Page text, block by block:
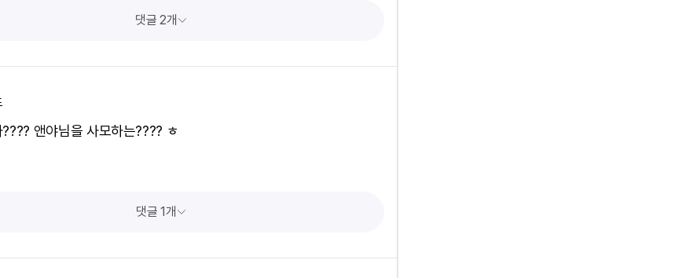
댓글 2개
앤야님을 사모하는???? ㅎ
댓글 1개